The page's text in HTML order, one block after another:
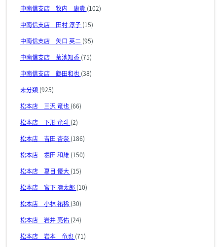
中南信支店 牧内 康貴 (102)
中南信支店 田村 淳子 (15)
中南信支店 矢口 英二 (95)
中南信支店 菊池知香 (75)
中南信支店 鶴田和也 (38)
未分類 (925)
松本店 三沢 竜也 (66)
松本店 下形 竜斗 (2)
松本店 吉田 杏奈 (186)
松本店 堀田 和雄 (150)
松本店 夏目 優大 (15)
松本店 宮下 凜太郎 (10)
松本店 小林 祐稀 (30)
松本店 岩井 亮佑 (24)
松本店 岩本 竜也 (71)